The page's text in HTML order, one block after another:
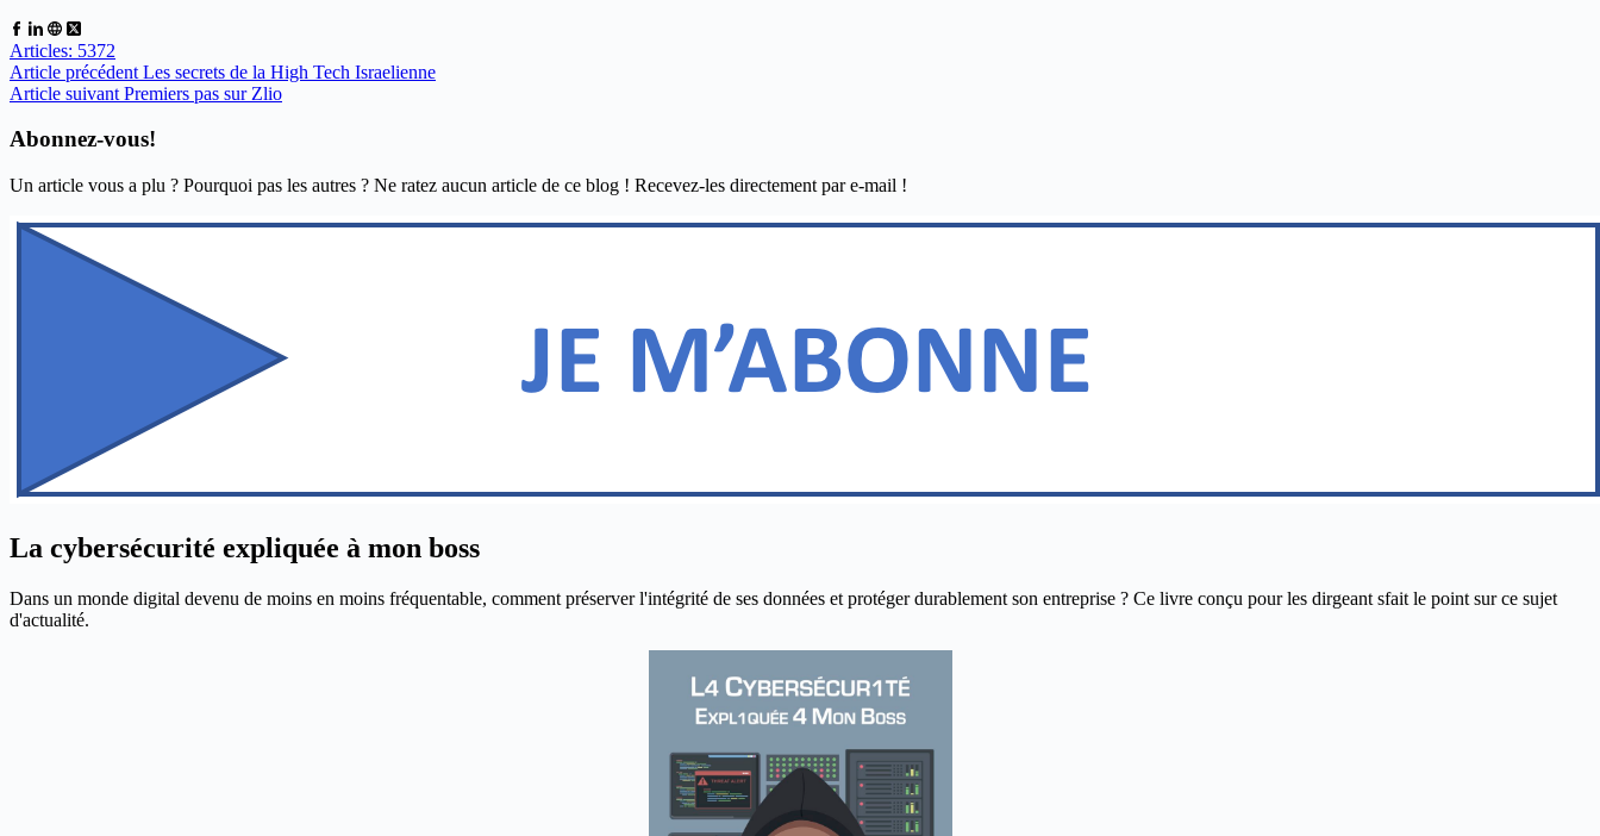
Articles: 5372
Article précédent Les secrets de la High Tech Israelienne
Article suivant Premiers pas sur Zlio
Abonnez-vous!
Un article vous a plu ? Pourquoi pas les autres ? Ne ratez aucun article de ce blog ! Recevez-les directement par e-mail !
La cybersécurité expliquée à mon boss
Dans un monde digital devenu de moins en moins fréquentable, comment préserver l'intégrité de ses données et protéger durablement son entreprise ? Ce livre conçu pour les dirgeant sfait le point sur ce sujet
d'actualité.